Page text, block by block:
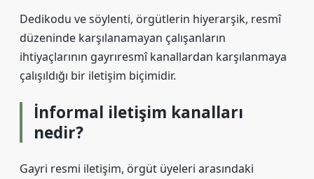
Dedikodu ve söylenti, örgütlerin hiyerarşik, resmî
düzeninde karşılanamayan çalışanların
ihtiyaçlarının gayrıresmî kanallardan karşılanmaya
çalışıldığı bir iletişim biçimidir.
İnformal iletişim kanalları
nedir?
Gayri resmi iletişim, örgüt üyeleri arasındaki